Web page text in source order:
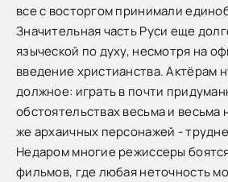
все с восторгом принимали
Значительная часть Руси еще
языческой по духу, несмотря на
введение христианства. Актёрам
должное: играть в почти
обстоятельствах весьма и весьма
же архаичных персонажей -
Недаром многие режиссеры
фильмов, где любая неточность